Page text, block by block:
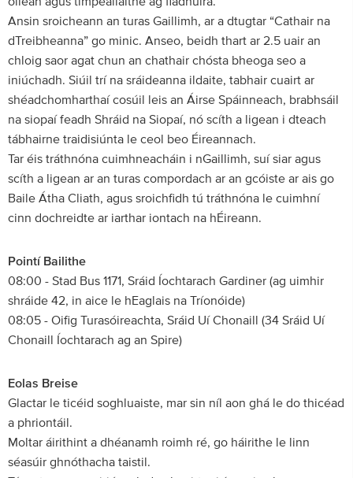
Ansin sroicheann an turas Gaillimh, ar a dtugtar “Cathair na
dTreibheanna” go minic. Anseo, beidh thart ar 2.5 uair an
chloig saor agat chun an chathair chósta bheoga seo a
iniúchadh. Siúil trí na sráideanna ildaite, tabhair cuairt ar
shéadchomharthaí cosúil leis an Áirse Spáinneach, brabhsáil
na siopaí feadh Shráid na Siopaí, nó scíth a ligean i dteach
tábhairne traidisiúnta le ceol beo Éireannach.
Tar éis tráthnóna cuimhneacháin i nGaillimh, suí siar agus
scíth a ligean ar an turas compordach ar an gcóiste ar ais go
Baile Átha Cliath, agus sroichfidh tú tráthnóna le cuimhní
cinn dochreidte ar iarthar iontach na hÉireann.
Pointí Bailithe
08:00 - Stad Bus 1171, Sráid Íochtarach Gardiner (ag uimhir
shráide 42, in aice le hEaglais na Tríonóide)
08:05 - Oifig Turasóireachta, Sráid Uí Chonaill (34 Sráid Uí
Chonaill Íochtarach ag an Spire)
Eolas Breise
Glactar le ticéid soghluaiste, mar sin níl aon ghá le do thicéad
a phriontáil.
Moltar áirithint a dhéanamh roimh ré, go háirithe le linn
séasúir ghnóthacha taistil.